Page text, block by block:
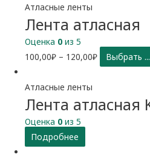
Атласные ленты
Лента атласная
Оценка 0 из 5
100,00₽ – 120,00₽ Выбрать ...
Атласные ленты
Лента атласная
Оценка 0 из 5
Подробнее